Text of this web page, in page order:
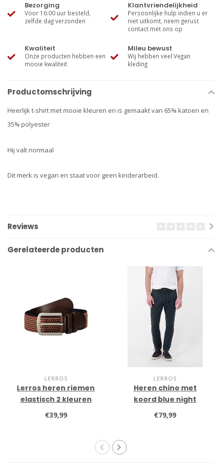
Bezorging
Voor 16:00 uur besteld,
zelfde dag verzonden
Klantvriendelijkheid
Persoonlijke hulp indien u er
niet uitkomt, neem gerust
contact met ons op
Kwaliteit
Onze producten hebben een
mooie kwaliteit
Mileu bewust
Wij hebben veel Vegan
kleding
Productomschrijving
Heerlijk t-shirt met mooie kleuren en is gemaakt van 65% katoen en
35% polyester
Hij valt normaal
Dit merk is vegan en staat voor geen kinderarbeid.
Reviews
Gerelateerde producten
LERROS
Lerros heren riemen
elastisch 2 kleuren
€39,99
LERROS
Heren chino met
koord blue night
€79,99